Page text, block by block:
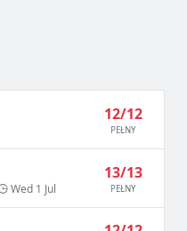
12/12
PEŁNY
Wed 1 Jul
13/13
PEŁNY